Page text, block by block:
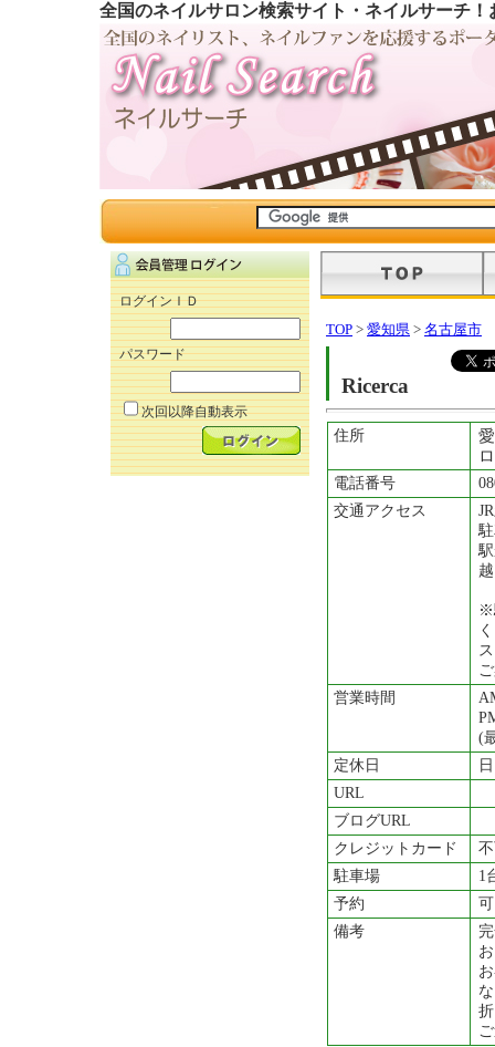
全国のネイルサロン検索サイト・ネイルサーチ
ログインＩＤ
パスワード
次回以降自動表示
TOP > 愛知県 > 名古屋市
Ricerca
住所
電話番号
交通アクセス
※
営業時間
(
定休日
URL
ブログURL
クレジットカード
駐車場
1
予約
可
備考